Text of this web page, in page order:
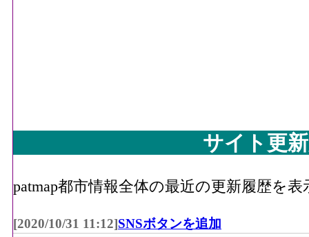
サイト更
patmap都市情報全体の最近の更新履歴を表
[2020/10/31 11:12]SNSボタンを追加